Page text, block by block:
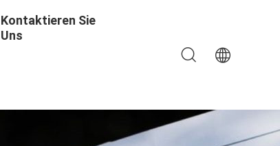
Kontaktieren Sie
Uns